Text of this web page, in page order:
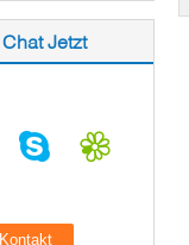
Jetzt